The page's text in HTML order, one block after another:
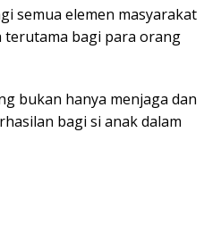
semua elemen masyarakat
terutama bagi para orang
bukan hanya menjaga dan
bagi si anak dalam